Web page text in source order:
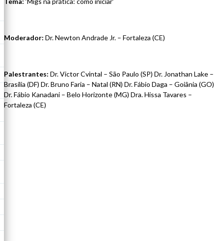
Moderador: Dr. Newton Andrade Jr. – Fortaleza (CE)
Palestrantes: Dr. Victor Cvintal – São Paulo (SP) Dr. Jonathan Lake –
Brasília (DF) Dr. Bruno Faria – Natal (RN) Dr. Fábio Daga – Goiânia (GO)
Dr. Fábio Kanadani – Belo Horizonte (MG) Dra. Hissa Tavares –
Fortaleza (CE)